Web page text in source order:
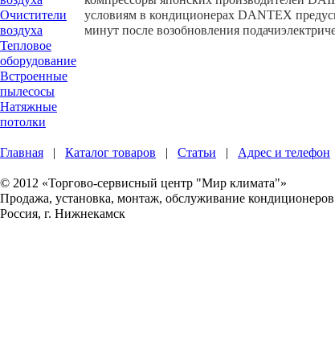
Очистители
воздуха
Тепловое
оборудование
Встроенные
пылесосы
Натяжные
потолки
условиям в кондиционерах DANTEX
минут после возобновления
Главная | Каталог товаров | Статьи | Адрес и телефон
© 2012 «Торгово-сервисный центр "Мир климата"»
Продажа, установка, монтаж, обслуживание
Россия, г. Нижнекамск